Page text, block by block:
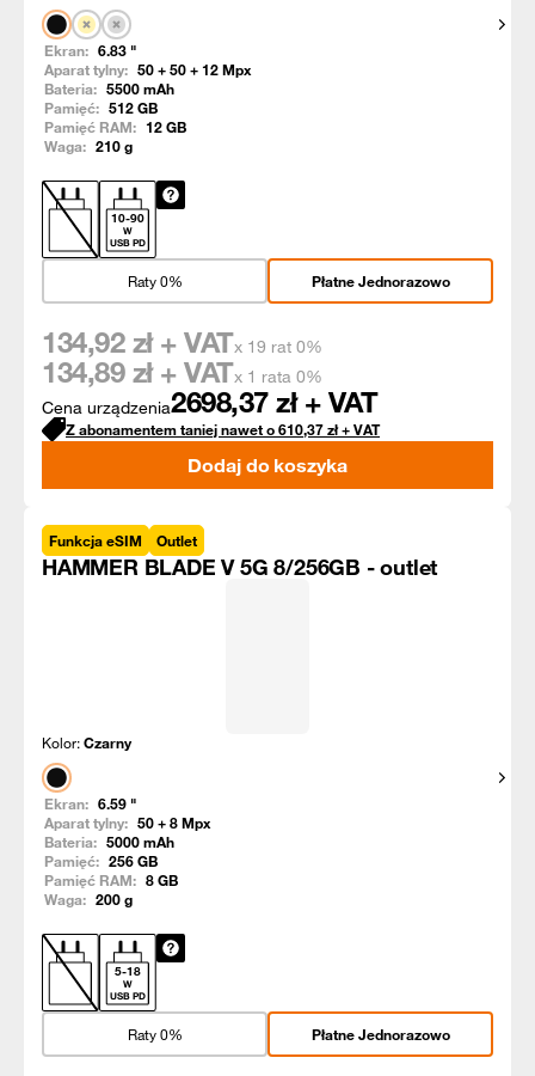
Ekran: 6.83 "
Aparat tylny: 50 + 50 + 12Mpx
Bateria: 5500mAh
Pamięć: 512GB
Pamięć RAM: 12GB
Waga: 210g
10-90
W
USB PD
Płatne Jednorazowo
Raty 0%
Cena urządzenia2698,37 zł + VAT
134,92 zł + VATx 19 rat 0%
134,89 zł + VATx 1 rata 0%
Z abonamentem taniej nawet o610,37zł+ VAT
Dodaj do koszyka
Funkcja eSIM Outlet
HAMMER BLADE V 5G 8/256GB - outlet
Kolor:Czarny
Ekran: 6.59 "
Aparat tylny: 50 + 8Mpx
Bateria: 5000mAh
Pamięć: 256GB
Pamięć RAM: 8GB
Waga: 200g
5-18
W
USB PD
Płatne Jednorazowo
Raty 0%